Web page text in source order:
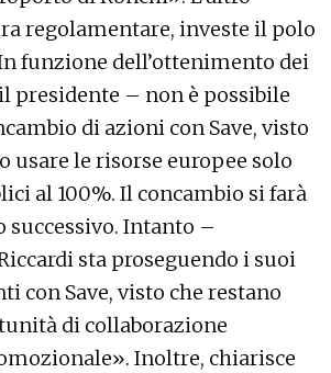
regolamentare, investe il polo
funzione dell’ottenimento dei
presidente – non è possibile
di azioni con Save, visto
usare le risorse europee solo
al 100%. Il concambio si farà
Intanto –
sta proseguendo i suoi
con Save, visto che restano
di collaborazione
Inoltre, chiarisce